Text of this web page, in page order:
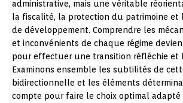
administrative, mais une véritable
la fiscalité, la protection du patrimoine et
de développement. Comprendre les
et inconvénients de chaque régime
pour effectuer une transition réfléchie et
Examinons ensemble les subtilités de
bidirectionnelle et les éléments
compte pour faire le choix optimal